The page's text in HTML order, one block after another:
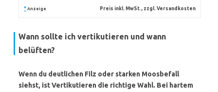
* Anzeige Preis inkl. MwSt., zzgl. Versandkosten
Wann sollte ich vertikutieren und wann
belüften?
Wenn du deutlichen Filz oder starken Moosbefall
siehst, ist Vertikutieren die richtige Wahl. Bei hartem